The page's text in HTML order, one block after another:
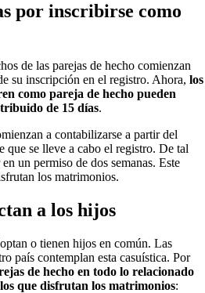
por inscribirse como
de las parejas de hecho comienzan
su inscripción en el registro. Ahora, los
como pareja de hecho pueden
de 15 días.
a contabilizarse a partir del
que se lleve a cabo el registro. De tal
un permiso de dos semanas. Este
los matrimonios.
a los hijos
o tienen hijos en común. Las
país contemplan esta casuística. Por
de hecho en todo lo relacionado
que disfrutan los matrimonios: